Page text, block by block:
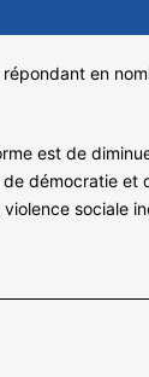
en
est de
démocratie
sociale